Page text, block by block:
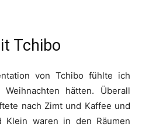
Tchibo
von Tchibo fühlte ich
hätten. Überall
nach Zimt und Kaffee und
Klein waren in den Räumen